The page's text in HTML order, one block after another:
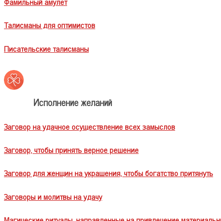
Талисманы для оптимистов
Писательские талисманы
Исполнение желаний
Заговор на удачное осуществление всех замыслов
Заговор, чтобы принять верное решение
Заговор для женщин на украшения, чтобы богатство притянуть
Заговоры и молитвы на удачу